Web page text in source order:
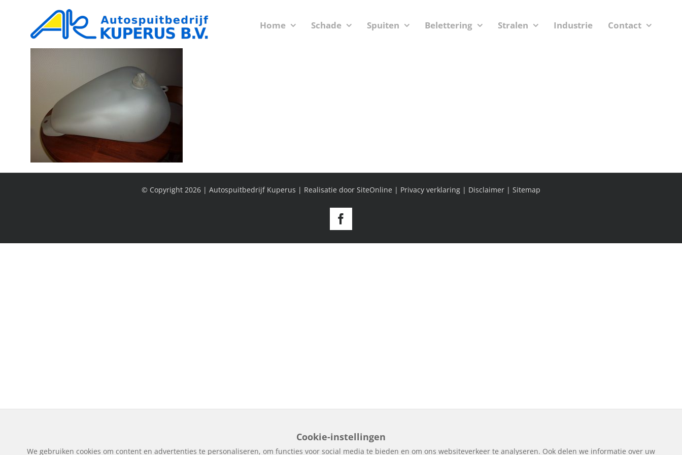
Home Schade Spuiten Belettering Stralen Industrie Contact
© Copyright 2026 | Autospuitbedrijf Kuperus | Realisatie door SiteOnline | Privacy verklaring | Disclaimer | Sitemap
Facebook
Cookie-instellingen
We gebruiken cookies om content en advertenties te personaliseren, om functies voor social media te bieden en om ons websiteverkeer te analyseren. Ook delen we informatie over uw